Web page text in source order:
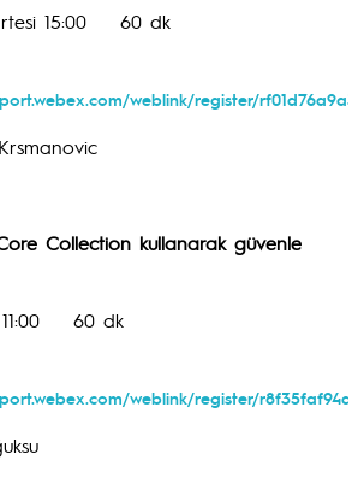
15:00 60 dk
weblink/register/
Collection kullanarak güvenle
11:00 60 dk
weblink/register/